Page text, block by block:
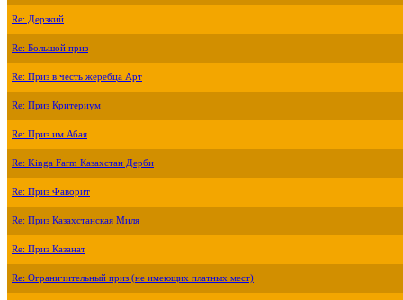
Re: Дерзкий
Re: Большой приз
Re: Приз в честь жеребца Арт
Re: Приз Критериум
Re: Приз им.Абая
Re: Kinga Farm Казахстан Дерби
Re: Приз Фаворит
Re: Приз Казахстанская Миля
Re: Приз Казанат
Re: Ограничительный приз (не имеющих платных мест)